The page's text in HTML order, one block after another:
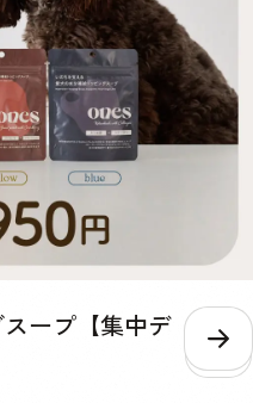
繊維：0.1%以下 灰分：4.9%
ープ【集中デ
こ